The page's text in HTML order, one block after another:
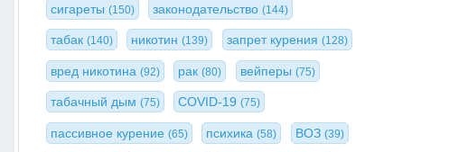
сигареты (150) законодательство(144)
табак (140) никотин(139) запрет курения (128)
вред никотина (92) рак(80) вейперы (75)
табачный дым (75) COVID-19(75)
пассивное курение (65) психика(58) ВОЗ (39)